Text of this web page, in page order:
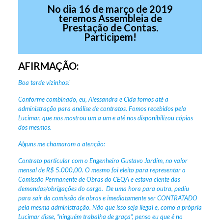
No dia 16 de março de 2019
teremos Assembleia de
Prestação de Contas.
Participem!
AFIRMAÇÃO:
Boa tarde vizinhos!
Conforme combinado, eu, Alessandra e Cida fomos até a
administração para análise de contratos. Fomos recebidos pela
Lucimar, que nos mostrou um a um e até nos disponibilizou cópias
dos mesmos.
Alguns me chamaram a atenção:
Contrato particular com o Engenheiro Gustavo Jardim, no valor
mensal de R$ 5.000,00. O mesmo foi eleito para representar a
Comissão Permanente de Obras do CEQA e estava ciente das
demandas/obrigações do cargo. De uma hora para outra, pediu
para sair da comissão de obras e imediatamente ser CONTRATADO
pela mesma administração. Não que isso seja ilegal e, como a própria
Lucimar disse, “ninguém trabalha de graça”, penso eu que é no